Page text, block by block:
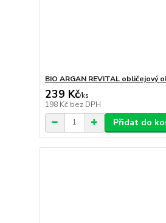
BIO ARGAN REVITAL obličejový
239 Kč/ks
198 Kč bez DPH
Přidat do